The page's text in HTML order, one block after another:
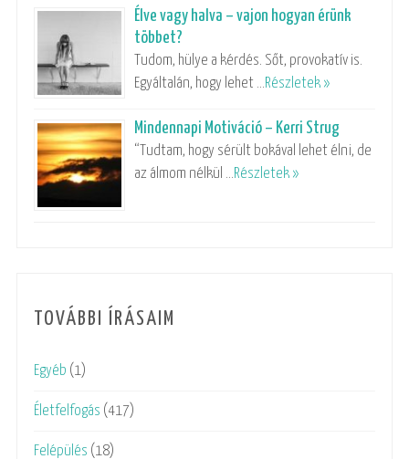
Élve vagy halva – vajon hogyan érünk
többet?
Tudom, hülye a kérdés. Sőt, provokatív is.
Egyáltalán, hogy lehet …Részletek »
Mindennapi Motiváció – Kerri Strug
“Tudtam, hogy sérült bokával lehet élni, de
az álmom nélkül …Részletek »
TOVÁBBI ÍRÁSAIM
Egyéb (1)
Életfelfogás (417)
Felépülés (18)